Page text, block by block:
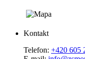
Kontakt
Telefon: +420 605